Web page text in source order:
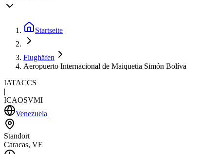
Startseite
Flughäfen
Aeropuerto Internacional de Maiquetia Simón Bolíva
IATACCS
|
ICAOSVMI
Venezuela
Standort
Caracas, VE